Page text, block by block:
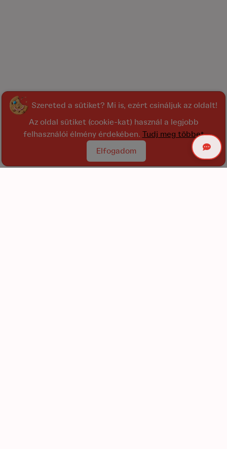
Szereted a sütiket? Mi is, ezért csináljuk az oldalt!
Az oldal sütiket (cookie-kat) használ a legjobb
felhasználói élmény érdekében. Tudj meg többet
Elfogadom